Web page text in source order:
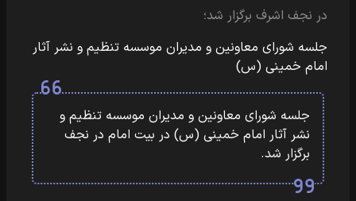
در نجف اشرف برگزار شد؛
جلسه شورای معاونین و مدیران موسسه تنظیم و نشر آثار
امام خمینی (س)
جلسه شورای معاونین و مدیران موسسه تنظیم و
نشر آثار امام خمینی (س) در بیت امام در نجف
برگزار شد.